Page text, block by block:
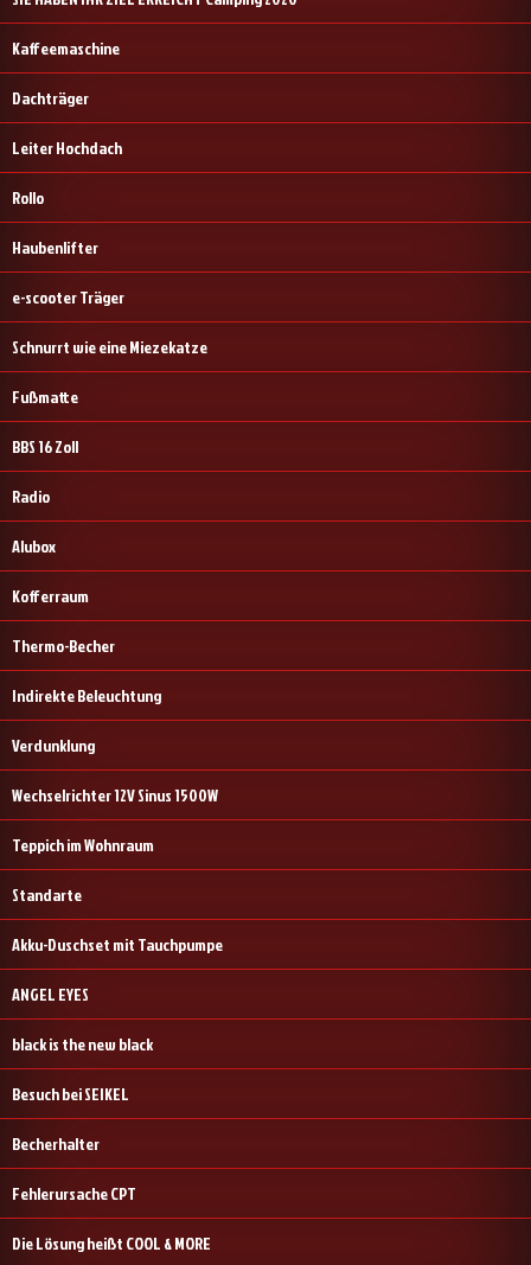
Kaffeemaschine
Dachträger
Leiter Hochdach
Rollo
Haubenlifter
e-scooter Träger
Schnurrt wie eine Miezekatze
Fußmatte
BBS 16 Zoll
Radio
Alubox
Kofferraum
Thermo-Becher
Indirekte Beleuchtung
Verdunklung
Wechselrichter 12V Sinus 1500W
Teppich im Wohnraum
Standarte
Akku-Duschset mit Tauchpumpe
ANGEL EYES
black is the new black
Besuch bei SEIKEL
Becherhalter
Fehlerursache CPT
Die Lösung heißt COOL & MORE